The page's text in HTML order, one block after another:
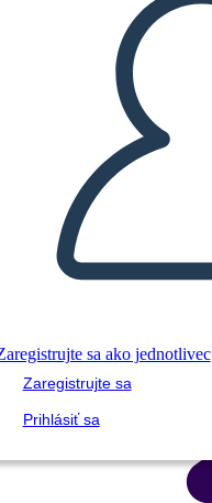
sa ako jednotlivec
Zaregistrujte sa
Prihlásiť sa
PREZENTÁCIU
ČÍTAJ MI